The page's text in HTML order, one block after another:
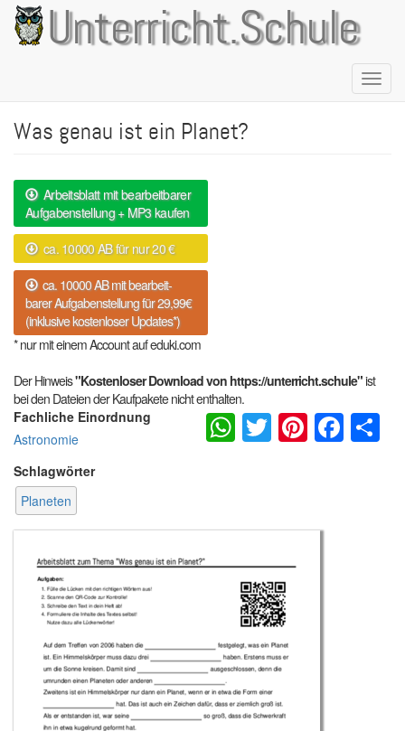
Direkt
zum
Inhalt
Unterricht.Schule
Was genau ist ein Planet?
Arbeitsblatt mit bearbeitbarer
Aufgabenstellung + MP3 kaufen
ca. 10000 AB für nur 20 €
ca. 10000 AB mit bearbeit-
barer Aufgabenstellung für 29,99€
(inklusive kostenloser Updates*)
* nur mit einem Account auf eduki.com
Der Hinweis"Kostenloser Download von https://unterricht.schule"ist
bei den Dateien der Kaufpakete nicht enthalten.
Fachliche Einordnung
Astronomie
Schlagwörter
Planeten
WhatsApp
Twitter